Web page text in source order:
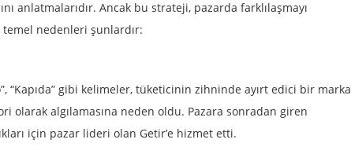
anlatmalarıdır. Ancak bu strateji, pazarda farklılaşmayı
nedenleri şunlardır:
“Kapıda” gibi kelimeler, tüketicinin zihninde ayırt edici bir marka
olarak algılamasına neden oldu. Pazara sonradan giren
için pazar lideri olan Getir’e hizmet etti.